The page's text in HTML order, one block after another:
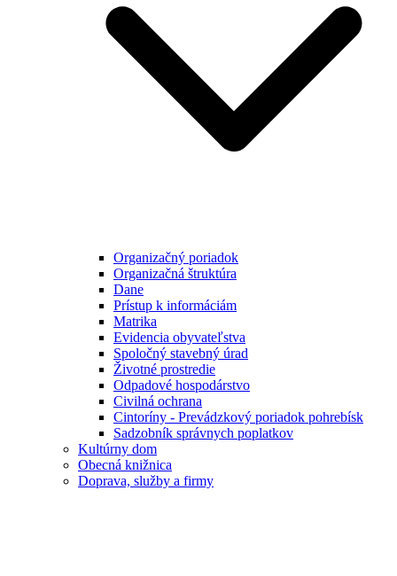
Organizačný poriadok
Organizačná štruktúra
Dane
Prístup k informáciám
Matrika
Evidencia obyvateľstva
Spoločný stavebný úrad
Životné prostredie
Odpadové hospodárstvo
Civilná ochrana
Cintoríny - Prevádzkový poriadok pohrebísk
Sadzobník správnych poplatkov
Kultúrny dom
Obecná knižnica
Doprava, služby a firmy